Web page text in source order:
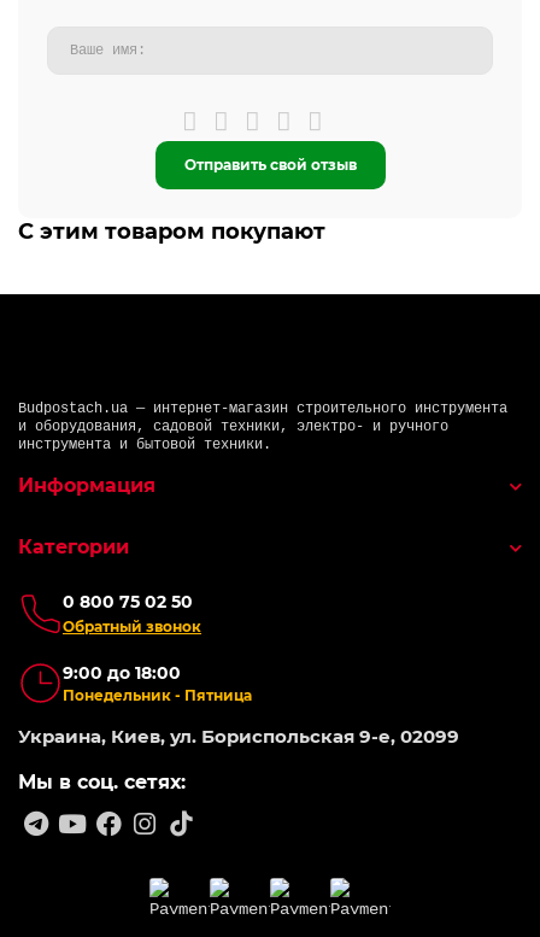
Отправить свой отзыв
С этим товаром покупают
Budpostach.ua — интернет-магазин строительного инструмента
и оборудования, садовой техники, электро- и ручного
инструмента и бытовой техники.
0 800 75 02 50
Обратный звонок
9:00 до 18:00
Понедельник - Пятница
Украина, Киев, ул. Бориспольская 9-е, 02099
Мы в соц. сетях:
Информация
Категории